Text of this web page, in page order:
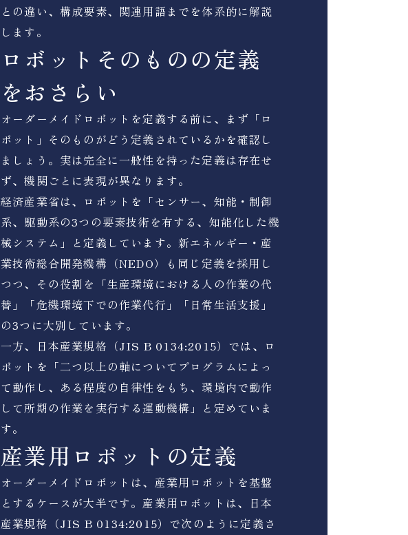
との違い、構成要素、関連用語までを体系的に解説
します。
ロボットそのものの定義
をおさらい
オーダーメイドロボットを定義する前に、まず「ロ
ボット」そのものがどう定義されているかを確認し
ましょう。実は完全に一般性を持った定義は存在せ
ず、機関ごとに表現が異なります。
経済産業省は、ロボットを「センサー、知能・制御
系、駆動系の3つの要素技術を有する、知能化した機
械システム」と定義しています。新エネルギー・産
業技術総合開発機構（NEDO）も同じ定義を採用し
つつ、その役割を「生産環境における人の作業の代
替」「危機環境下での作業代行」「日常生活支援」
の3つに大別しています。
一方、日本産業規格（JIS B 0134:2015）では、ロ
ボットを「二つ以上の軸についてプログラムによっ
て動作し、ある程度の自律性をもち、環境内で動作
して所期の作業を実行する運動機構」と定めていま
す。
産業用ロボットの定義
オーダーメイドロボットは、産業用ロボットを基盤
とするケースが大半です。産業用ロボットは、日本
産業規格（JIS B 0134:2015）で次のように定義さ